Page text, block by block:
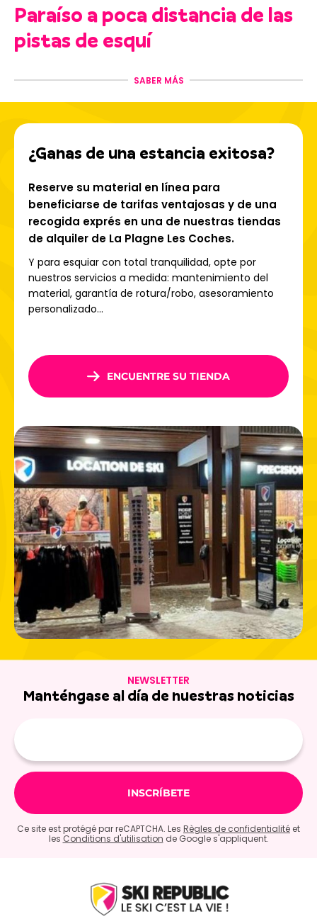
Paraíso a poca distancia de las
pistas de esquí
Gracias alVanoise Express, tendrá acceso directo a los
Rutas panorámicas como la Aiguille Rouge;
Snowpark, boardercross, halfpipe y zonas seguras para
estilo libre.
¡Reserva ya tu equipo de esquí en La Plagne - Les Coches
con Ski Republic y vive una estancia inolvidable en el
corazón de los Alpes!
SABER MÁS
¿Ganas de una estancia exitosa?
Reserve su material en línea para
beneficiarse de tarifas ventajosas y de una
recogida exprés en una de nuestras tiendas
de alquiler de La Plagne Les Coches.
Y para esquiar con total tranquilidad, opte por
nuestros servicios a medida: mantenimiento del
material, garantía de rotura/robo, asesoramiento
personalizado...
ENCUENTRE SU TIENDA
NEWSLETTER
Manténgase al día de nuestras noticias
Ce site est protégé par reCAPTCHA. Les Règles de confidentialité et
les Conditions d'utilisation de Google s'appliquent.